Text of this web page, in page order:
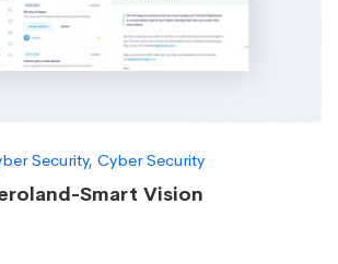
Security, Cyber Security
Smart Vision